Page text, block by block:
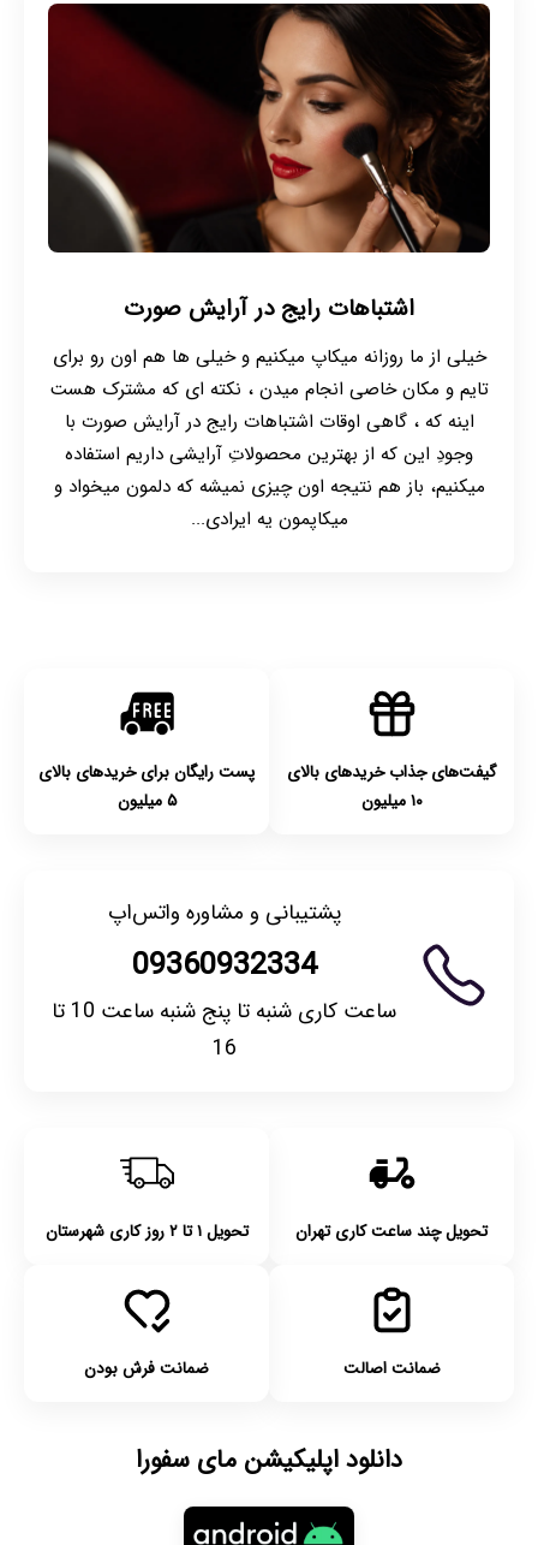
اشتباهات رایج در آرایش صورت
خیلی از ما روزانه میکاپ میکنیم و خیلی ها هم اون رو برای
تایم و مکان خاصی انجام میدن ، نکته ای که مشترک هست
اینه که ، گاهی اوقات اشتباهات رایج در آرایش صورت با
وجودِ این که از بهترین محصولاتِ آرایشی داریم استفاده
میکنیم، باز هم نتیجه اون چیزی نمیشه که دلمون میخواد و
میکاپمون یه ایرادی...
گیفت‌های جذاب خریدهای بالای
۱۰ میلیون
پست رایگان برای خریدهای بالای
۵ میلیون
پشتیبانی و مشاوره واتس‌اپ
09360932334
ساعت کاری شنبه تا پنج شنبه ساعت 10 تا
16
تحویل چند ساعت کاری تهران تحویل ۱ تا ۲ روز کاری شهرستان
ضمانت اصالت ضمانت فرش بودن
دانلود اپلیکیشن مای سفورا